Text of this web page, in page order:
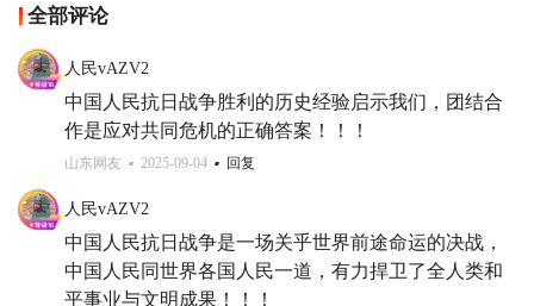
全部评论
人民vAZV2
中国人民抗日战争胜利的历史经验启示我们，团结合
作是应对共同危机的正确答案！！！
山东网友 2025-09-04 回复
人民vAZV2
中国人民抗日战争是一场关乎世界前途命运的决战，
中国人民同世界各国人民一道，有力捍卫了全人类和
平事业与文明成果！！！